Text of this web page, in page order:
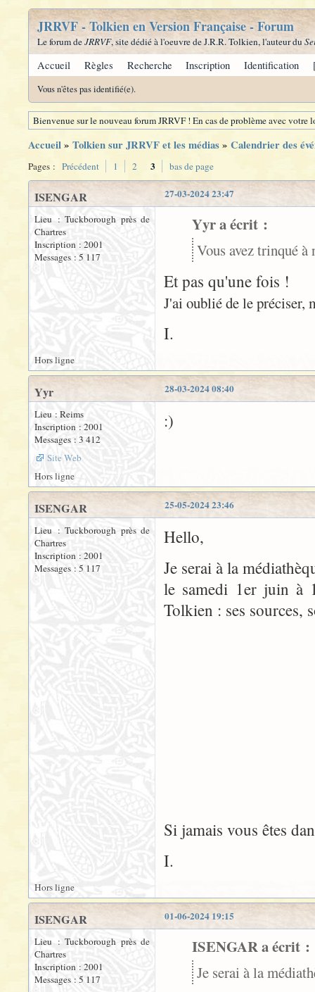
JRRVF - Tolkien en Version Française - Forum
Le forum deJRRVF, site dédié à l'oeuvre de J.R.R. Tolkien, l'auteur du
Accueil Règles Recherche Inscription Identification
Vous n'êtes pas identifié(e).
Bienvenue sur le nouveau forum JRRVF ! En cas de problème avec
Accueil» Tolkien sur JRRVF et les médias» Calendrier des
Pages : Précédent 1 2 3 bas de page
27-03-2024 23:47
ISENGAR
Lieu : Tuckborough près de
Chartres
Inscription : 2001
Messages : 5 117
Yyr a écrit :
Vous avez trinqué
Et pas qu'une fois !
J'ai oublié de le préciser,
I.
Hors ligne
28-03-2024 08:40
Yyr
Lieu : Reims
Inscription : 2001
Messages : 3 412
Site Web
:)
Hors ligne
25-05-2024 23:46
ISENGAR
Lieu : Tuckborough près de
Chartres
Inscription : 2001
Messages : 5 117
Hello,
Je serai à la
le samedi 1er juin à
Tolkien : ses sources,
Si jamais vous êtes
I.
Hors ligne
01-06-2024 19:15
ISENGAR
Lieu : Tuckborough près de
Chartres
Inscription : 2001
Messages : 5 117
ISENGAR a écrit :
Je serai à la